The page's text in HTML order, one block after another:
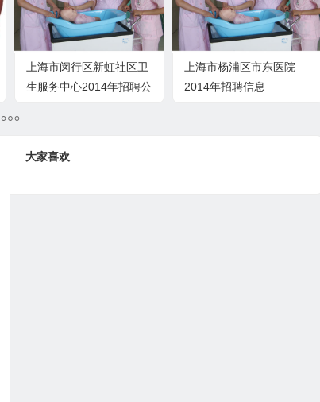
上海市闵行区新虹社区卫
生服务中心2014年招聘公
上海市杨浦区市东医院
2014年招聘信息
大家喜欢